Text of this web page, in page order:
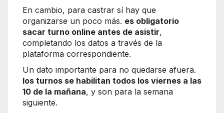
En cambio, para castrar sí hay que
organizarse un poco más. es obligatorio
sacar turno online antes de asistir,
completando los datos a través de la
plataforma correspondiente.
Un dato importante para no quedarse afuera.
los turnos se habilitan todos los viernes a las
10 de la mañana, y son para la semana
siguiente.